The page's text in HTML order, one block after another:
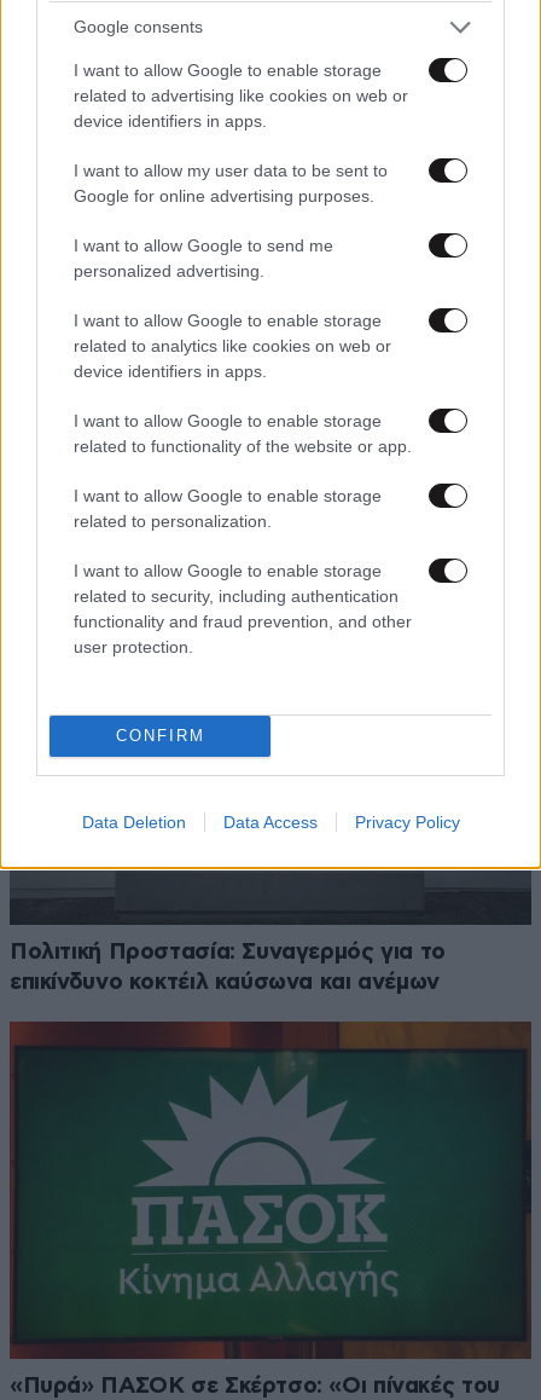
Google consents
I want to allow Google to enable storage
related to advertising like cookies on web or
device identifiers in apps.
I want to allow my user data to be sent to
Google for online advertising purposes.
I want to allow Google to send me
personalized advertising.
I want to allow Google to enable storage
related to analytics like cookies on web or
device identifiers in apps.
I want to allow Google to enable storage
related to functionality of the website or app.
I want to allow Google to enable storage
related to personalization.
I want to allow Google to enable storage
related to security, including authentication
functionality and fraud prevention, and other
user protection.
CONFIRM
Data Deletion Data Access Privacy Policy
Τσουκαλάς: Xρειάζεται άλλη εξωτερική πολιτική
με στρατηγικό βάθος
Χαρδαλιάς: Καμία ανεμογεννήτρια στα καμένα
της Αττικής
Πολιτική Προστασία: Συναγερμός για το
επικίνδυνο κοκτέιλ καύσωνα και ανέμων
«Πυρά» ΠΑΣΟΚ σε Σκέρτσο: «Οι πίνακές του